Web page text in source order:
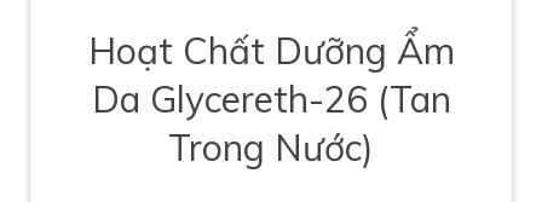
Hoạt Chất Dưỡng Ẩm
Da Glycereth-26 (Tan
Trong Nước)